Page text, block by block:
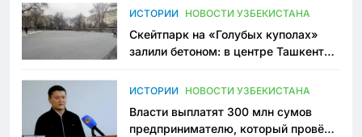
Узбекистане
ИСТОРИИ НОВОСТИ УЗБЕКИСТАНА
Скейтпарк на «Голубых куполах»
залили бетоном: в центре Ташкента
пространство
ИСТОРИИ НОВОСТИ УЗБЕКИСТАНА
Власти выплатят 300 млн сумов
предпринимателю, который провёл